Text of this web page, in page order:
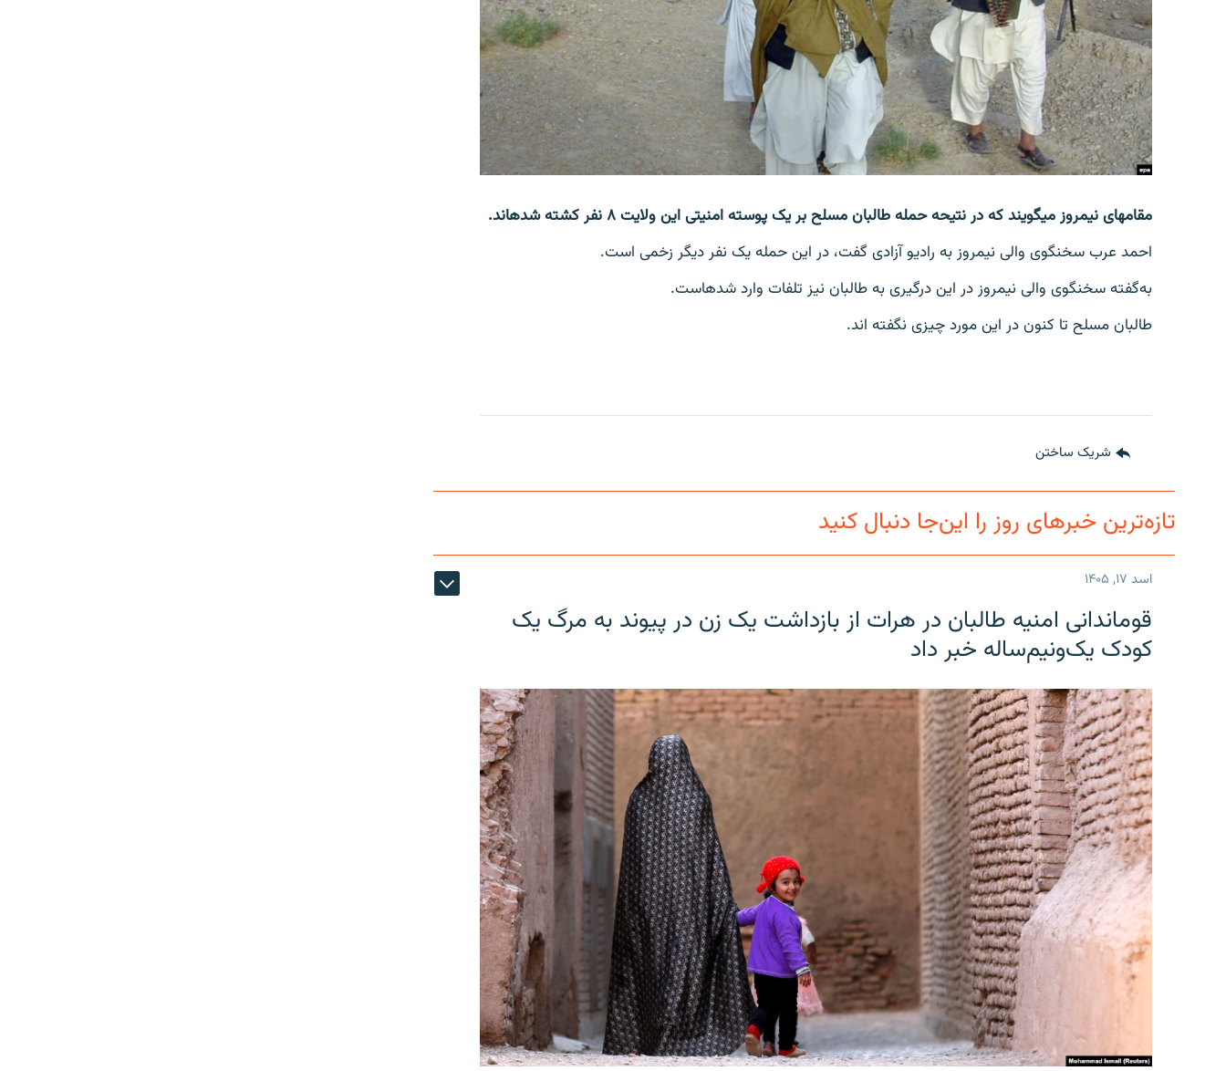
مقام‎های نیمروز می‎گویند که در نتیحه حمله طالبان مسلح بر یک پوسته امنیتی این ولایت ۸ نفر کشته شده‎اند.
احمد عرب سخنگوی والی نیمروز به رادیو آزادی گفت، در این حمله یک نفر دیگر زخمی است.
به‌گفته سخنگوی والی نیمروز در این درگیری به طالبان نیز تلفات وارد شده‎است.
طالبان مسلح تا کنون در این مورد چیزی نگفته اند.
شریک ساختن
تازه‌ترین خبرهای روز را این‌جا دنبال کنید
اسد ۱۷, ۱۴۰۵
قوماندانی امنیه طالبان در هرات از بازداشت یک زن در پیوند به مرگ یک
کودک یک‌ونیم‌ساله خبر داد